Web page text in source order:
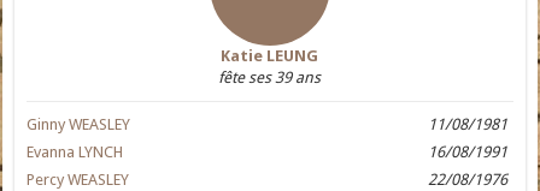
Katie LEUNG
fête ses 39 ans
Ginny WEASLEY
11/08/1981
Evanna LYNCH
16/08/1991
Percy WEASLEY
22/08/1976